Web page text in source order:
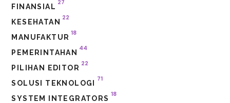
FINANSIAL
27
KESEHATAN
22
MANUFAKTUR
18
PEMERINTAHAN
44
PILIHAN EDITOR
22
SOLUSI TEKNOLOGI
71
SYSTEM INTEGRATORS
18